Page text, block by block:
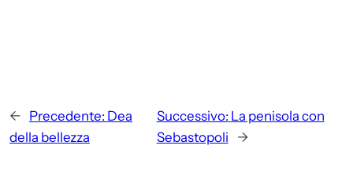
← Precedente: Dea
della bellezza
Successivo: La penisola con
Sebastopoli
→